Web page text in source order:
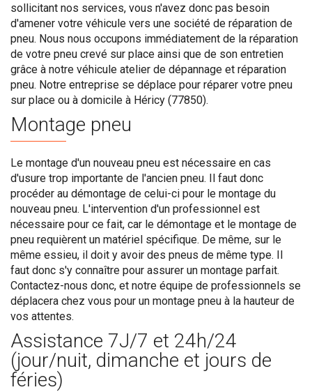
sollicitant nos services, vous n'avez donc pas besoin
d'amener votre véhicule vers une société de réparation de
pneu. Nous nous occupons immédiatement de la réparation
de votre pneu crevé sur place ainsi que de son entretien
grâce à notre véhicule atelier de dépannage et réparation
pneu. Notre entreprise se déplace pour réparer votre pneu
sur place ou à domicile à Héricy (77850).
Montage pneu
Le montage d'un nouveau pneu est nécessaire en cas
d'usure trop importante de l'ancien pneu. Il faut donc
procéder au démontage de celui-ci pour le montage du
nouveau pneu. L'intervention d'un professionnel est
nécessaire pour ce fait, car le démontage et le montage de
pneu requièrent un matériel spécifique. De même, sur le
même essieu, il doit y avoir des pneus de même type. Il
faut donc s'y connaître pour assurer un montage parfait.
Contactez-nous donc, et notre équipe de professionnels se
déplacera chez vous pour un montage pneu à la hauteur de
vos attentes.
Assistance 7J/7 et 24h/24
(jour/nuit, dimanche et jours de
féries)